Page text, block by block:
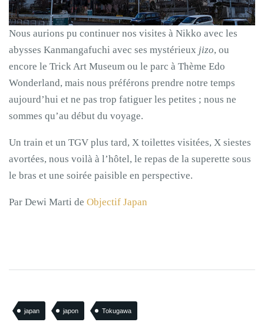
Nous aurions pu continuer nos visites à Nikko avec les
abysses Kanmangafuchi avec ses mystérieux jizo, ou
encore le Trick Art Museum ou le parc à Thème Edo
Wonderland, mais nous préférons prendre notre temps
aujourd’hui et ne pas trop fatiguer les petites ; nous ne
sommes qu’au début du voyage.
Un train et un TGV plus tard, X toilettes visitées, X siestes
avortées, nous voilà à l’hôtel, le repas de la superette sous
le bras et une soirée paisible en perspective.
Par Dewi Marti de Objectif Japan
japan japon Tokugawa